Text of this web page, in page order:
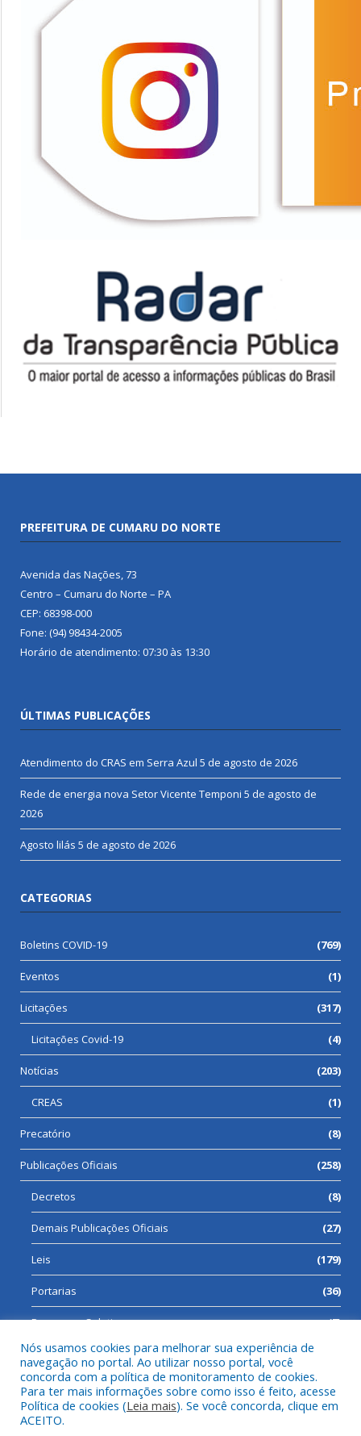
PREFEITURA DE CUMARU DO NORTE
Avenida das Nações, 73
Centro – Cumaru do Norte – PA
CEP: 68398-000
Fone: (94) 98434-2005
Horário de atendimento: 07:30 às 13:30
ÚLTIMAS PUBLICAÇÕES
Atendimento do CRAS em Serra Azul 5 de agosto de 2026
Rede de energia nova Setor Vicente Temponi 5 de agosto de
2026
Agosto lilás 5 de agosto de 2026
CATEGORIAS
Boletins COVID-19 (769)
Eventos (1)
Licitações (317)
Licitações Covid-19 (4)
Notícias (203)
CREAS (1)
Precatório (8)
Publicações Oficiais (258)
Decretos (8)
Demais Publicações Oficiais (27)
Leis (179)
Portarias (36)
Processos Seletivos (7)
Todos os direitos reservados a Prefeitura Municipal de Cumaru
do Norte.
Nós usamos cookies para melhorar sua experiência de
navegação no portal. Ao utilizar nosso portal, você
concorda com a política de monitoramento de cookies.
Para ter mais informações sobre como isso é feito, acesse
Política de cookies (Leia mais). Se você concorda, clique em
ACEITO.